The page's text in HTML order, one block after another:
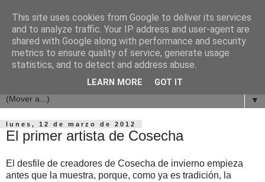
▼
lunes, 12 de marzo de 2012
El primer artista de Cosecha
El desfile de creadores de Cosecha de invierno empieza
antes que la muestra, porque, como ya es tradición, la
This site uses cookies from Google to deliver its services
and to analyze traffic. Your IP address and user-agent are
shared with Google along with performance and security
metrics to ensure quality of service, generate usage
statistics, and to detect and address abuse.
LEARN MORE GOT IT